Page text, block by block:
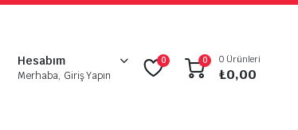
Hesabım
Merhaba, Giriş Yapın
0 0 0 Ürünleri
₺0,00